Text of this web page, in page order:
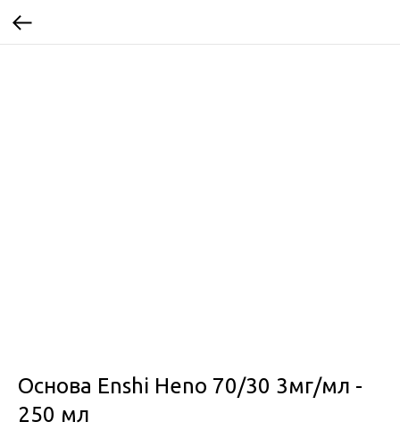
Основа Enshi Heno 70/30 3мг/мл -
250 мл